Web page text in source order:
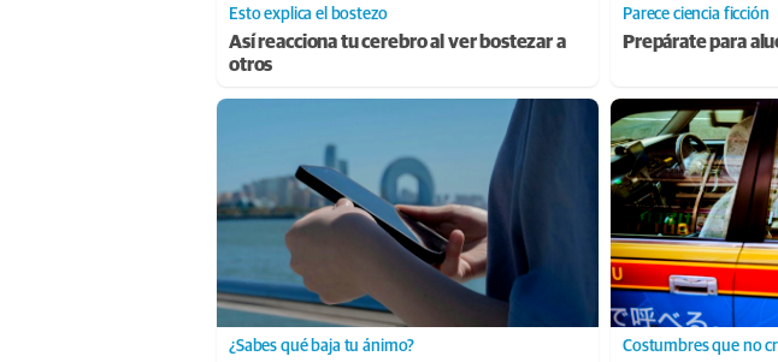
Esto explica el bostezo
Así reacciona tu cerebro al ver bostezar a
otros
Parece ciencia ficción
Prepárate para
¿Sabes qué baja tu ánimo? Costumbres que no